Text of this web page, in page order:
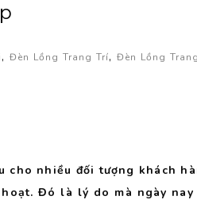
, Đèn Lồng Trang Trí, Đèn Lồng
cho nhiều đối tượng khách
Đó là lý do mà ngày nay